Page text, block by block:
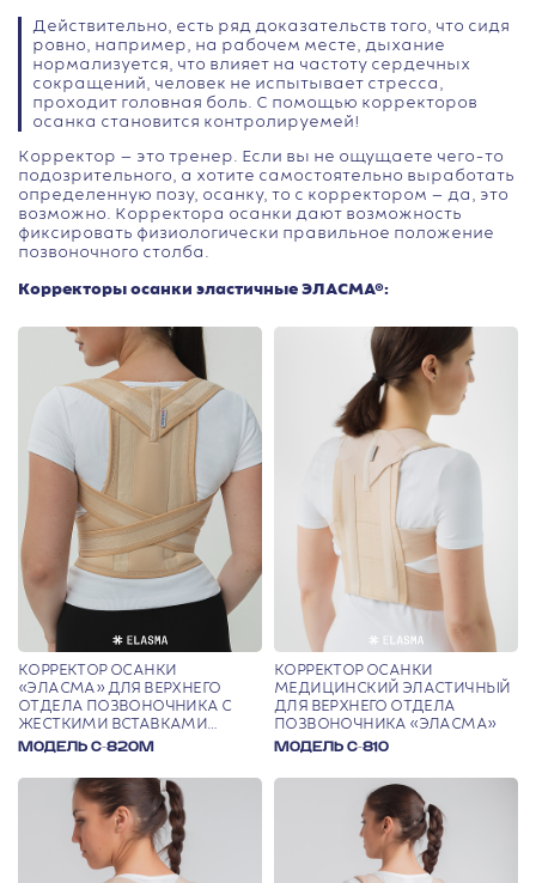
Действительно, есть ряд доказательств того, что сидя
ровно, например, на рабочем месте, дыхание
нормализуется, что влияет на частоту сердечных
сокращений, человек не испытывает стресса,
проходит головная боль. С помощью корректоров
осанка становится контролируемей!
Корректор — это тренер. Если вы не ощущаете чего-то
подозрительного, а хотите самостоятельно выработать
определенную позу, осанку, то с корректором — да, это
возможно. Корректора осанки дают возможность
фиксировать физиологически правильное положение
позвоночного столба.
Корректоры осанки эластичные ЭЛАСМА®:
КОРРЕКТОР ОСАНКИ
«ЭЛАСМА» ДЛЯ ВЕРХНЕГО
ОТДЕЛА ПОЗВОНОЧНИКА С
ЖЕСТКИМИ ВСТАВКАМИ
(УЛУЧШЕННАЯ КОНСТРУКЦИЯ)
МОДЕЛЬ С-820М
КОРРЕКТОР ОСАНКИ
МЕДИЦИНСКИЙ ЭЛАСТИЧНЫЙ
ДЛЯ ВЕРХНЕГО ОТДЕЛА
ПОЗВОНОЧНИКА «ЭЛАСМА»
МОДЕЛЬ С-810